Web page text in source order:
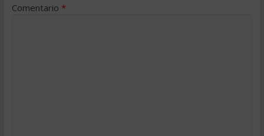
Comentario *